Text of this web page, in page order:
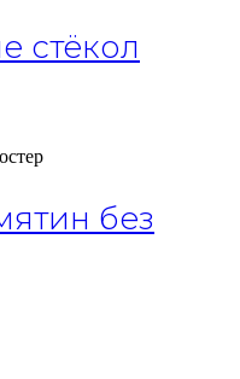
стёкол
без